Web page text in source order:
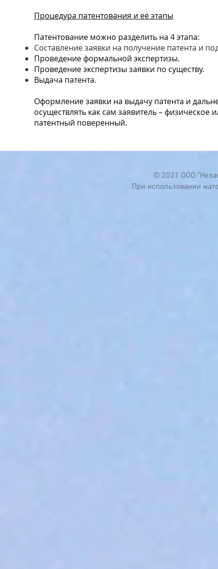
Процедура патентования и её этапы
Патентование можно разделить на 4 этапа:
Составление заявки на получение патента и
Проведение формальной экспертизы.
Проведение экспертизы заявки по существу.
Выдача патента.
Оформление заявки на выдачу патента и
осуществлять как сам заявитель –
патентный поверенный.
© 2021 ООО
При использовании